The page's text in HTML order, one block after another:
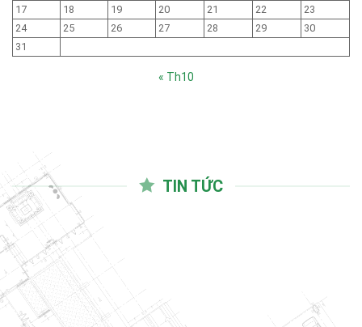
17 18 19 20 21 22
23
24
25 26 27 28 29
30
31
« Th10
TIN TỨC
03
Th10